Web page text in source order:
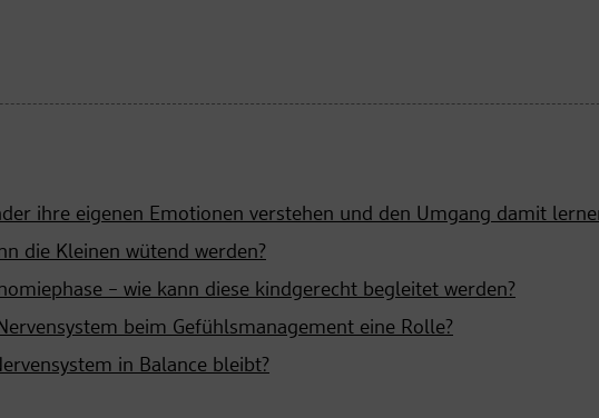
ihre eigenen Emotionen verstehen und den Umgang damit
die Kleinen wütend werden?
– wie kann diese kindgerecht begleitet werden?
beim Gefühlsmanagement eine Rolle?
in Balance bleibt?